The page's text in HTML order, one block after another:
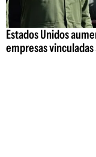
Estados Unidos
empresas